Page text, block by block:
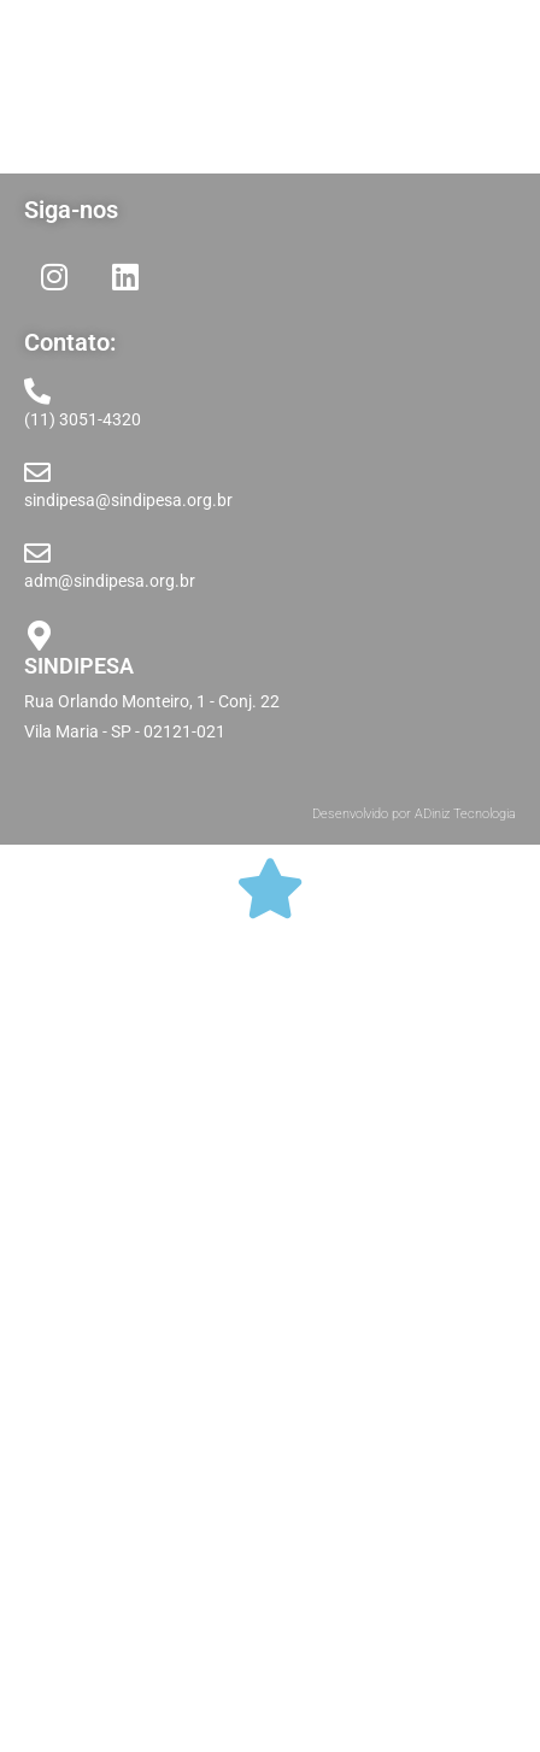
Siga-nos
Contato:
(11) 3051-4320​
sindipesa@sindipesa.org.br
adm@sindipesa.org.br
SINDIPESA
Rua Orlando Monteiro, 1 - Conj. 22
Vila Maria - SP - 02121-021
Desenvolvido por ADiniz Tecnologia